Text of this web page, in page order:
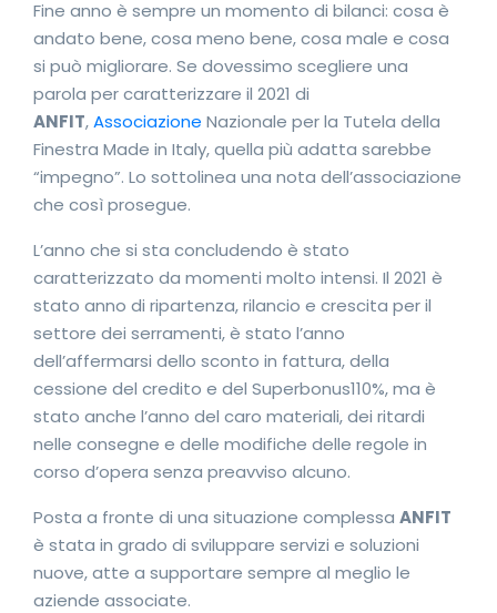
Fine anno è sempre un momento di bilanci: cosa è
andato bene, cosa meno bene, cosa male e cosa
si può migliorare. Se dovessimo scegliere una
parola per caratterizzare il 2021 di
ANFIT,Associazione Nazionale per la Tutela della
Finestra Made in Italy, quella più adatta sarebbe
“impegno”. Lo sottolinea una nota dell’associazione
che così prosegue.
L’anno che si sta concludendo è stato
caratterizzato da momenti molto intensi. Il 2021 è
stato anno di ripartenza, rilancio e crescita per il
settore dei serramenti, è stato l’anno
dell’affermarsi dello sconto in fattura, della
cessione del credito e del Superbonus110%, ma è
stato anche l’anno del caro materiali, dei ritardi
nelle consegne e delle modifiche delle regole in
corso d’opera senza preavviso alcuno.
Posta a fronte di una situazione complessa ANFIT
è stata in grado di sviluppare servizi e soluzioni
nuove, atte a supportare sempre al meglio le
aziende associate.